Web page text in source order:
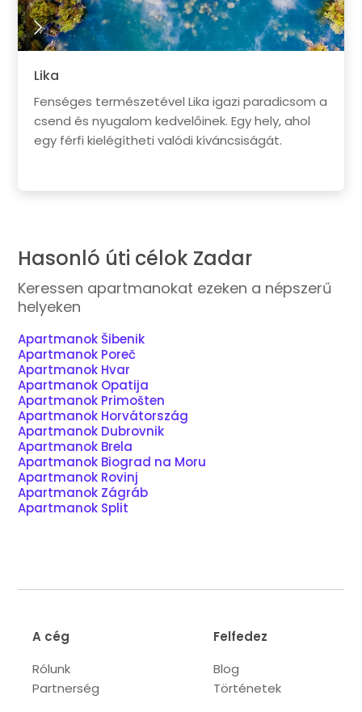
Lika
Fenséges természetével Lika igazi paradicsom a
csend és nyugalom kedvelőinek. Egy hely, ahol
egy férfi kielégítheti valódi kíváncsiságát.
Hasonló úti célok Zadar
Keressen apartmanokat ezeken a népszerű
helyeken
Apartmanok Šibenik
Apartmanok Poreč
Apartmanok Hvar
Apartmanok Opatija
Apartmanok Primošten
Apartmanok Horvátország
Apartmanok Dubrovnik
Apartmanok Brela
Apartmanok Biograd na Moru
Apartmanok Rovinj
Apartmanok Zágráb
Apartmanok Split
A cég
Rólunk
Partnerség
Felfedez
Blog
Történetek